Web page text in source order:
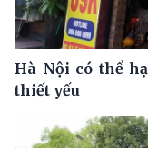
Hà Nội có thể
thiết yếu